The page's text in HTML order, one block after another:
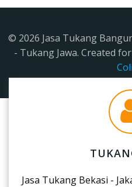
© 2026 Jasa Tukang
- Tukang Jawa. Created
Jasa Tukang Bekasi -